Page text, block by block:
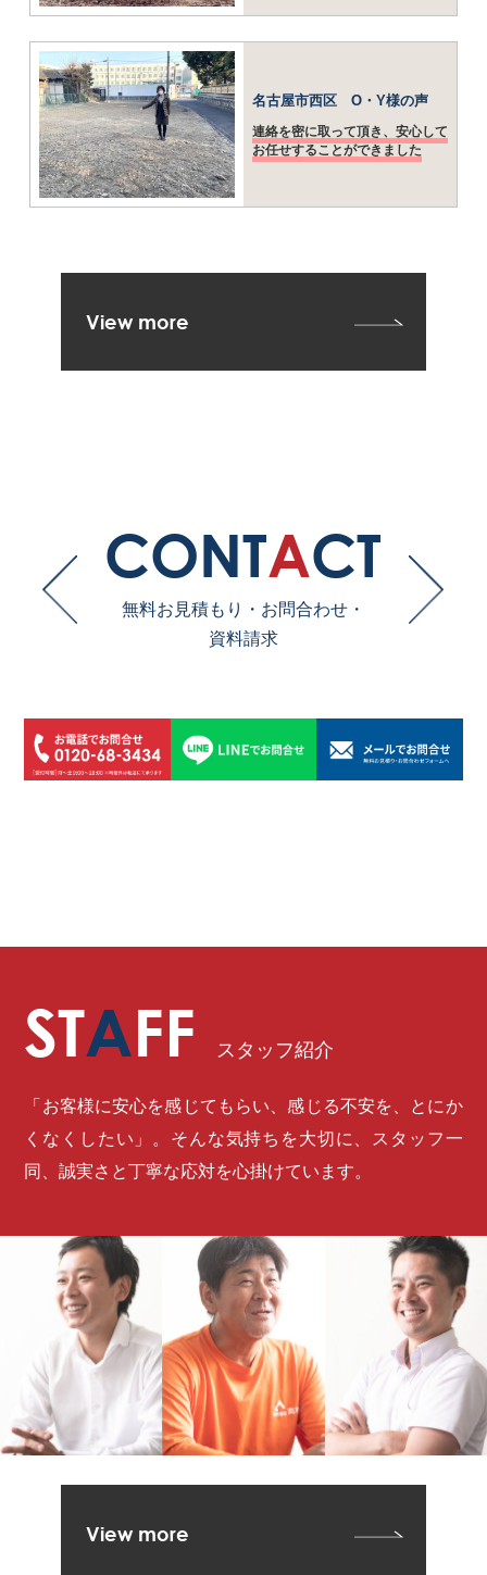
名古屋市西区 O・Y様の声
連絡を密に取って頂き、安心して
お任せすることができました
View more
CONTACT
無料お見積もり・お問合わせ・
資料請求
STAFF スタッフ紹介
「お客様に安心を感じてもらい、感じる不安を、とにか
くなくしたい」。そんな気持ちを大切に、スタッフ一
同、誠実さと丁寧な応対を心掛けています。
View more